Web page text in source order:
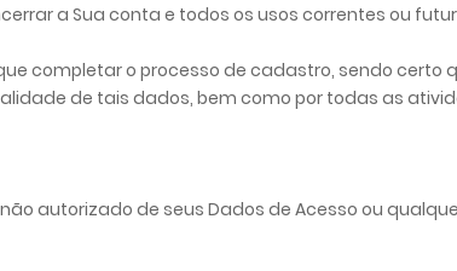
a Sua conta e todos os usos correntes ou
completar o processo de cadastro, sendo certo
de tais dados, bem como por todas as
não autorizado de seus Dados de Acesso ou